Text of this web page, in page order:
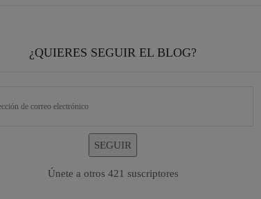
¿QUIERES SEGUIR EL BLOG?
SEGUIR
Únete a otros 421 suscriptores